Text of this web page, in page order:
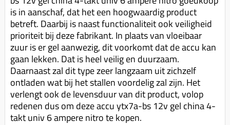
is in aanschaf, dat het een hoogwaardig product
betreft. Daarbij is naast functionaliteit ook veiligheid
prioriteit bij deze fabrikant. In plaats van vloeibaar
zuur is er gel aanwezig, dit voorkomt dat de accu kan
gaan lekken. Dat is heel veilig en duurzaam.
Daarnaast zal dit type zeer langzaam uit zichzelf
ontladen wat bij het stallen voordelig zal zijn. Het
verlengt ook de levensduur van dit product, volop
redenen dus om deze accu ytx7a-bs 12v gel china 4-
takt univ 6 ampere nitro te kopen.